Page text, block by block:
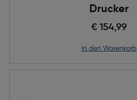
Drucker
€ 154,99
in den Warenkorb